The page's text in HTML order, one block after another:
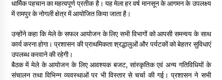
धार्मिक पहचान का महत्वपूर्ण प्रतीक है। यह मेला हर वर्ष मानसून के आगमन के उपलक्ष्य
में रामपुर के नोगली क्षेत्र में आयोजित किया जाता है।
उन्होंने कहा कि मेले के सफल आयोजन के लिए सभी विभागों को आपसी समन्वय के साथ
कार्य करना होगा। प्रशासन की प्राथमिकता श्रद्धालुओं और पर्यटकों को बेहतर सुविधाएं
उपलब्ध करवाने की रहेगी।
बैठक में मेले के आयोजन के लिए आवश्यक बजट, सांस्कृतिक एवं अन्य गतिविधियों के
संचालन तथा विभिन्न व्यवस्थाओं पर भी विस्तार से चर्चा की गई। प्रशासन ने सभी